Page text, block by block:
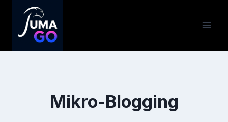
springen
Mikro-Blogging